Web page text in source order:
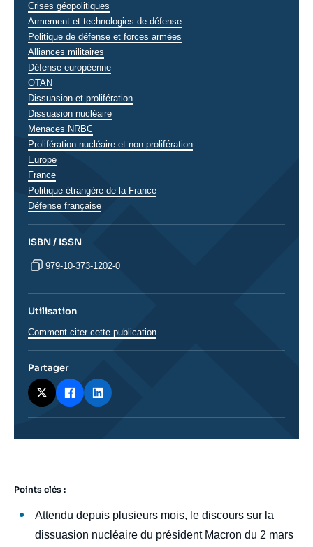
body
Points clés :
Attendu depuis plusieurs mois, le discours sur la
dissuasion nucléaire du président Macron du 2 mars
Crises géopolitiques
Armement et technologies de défense
Politique de défense et forces armées
Alliances militaires
Défense européenne
OTAN
Dissuasion et prolifération
Dissuasion nucléaire
Menaces NRBC
Prolifération nucléaire et non-prolifération
Régions
Europe
France
Politique étrangère de la France
Défense française
ISBN / ISSN
979-10-373-1202-0
Utilisation
Comment citer cette publication
Partager